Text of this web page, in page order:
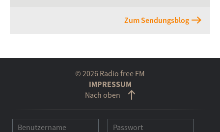
Zum Sendungsblog
© 2026 Radio free FM
IMPRESSUM
Nach oben